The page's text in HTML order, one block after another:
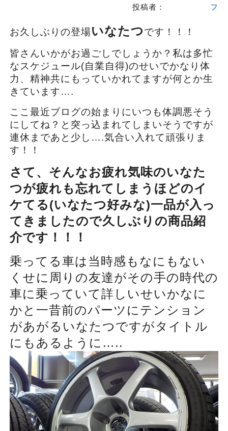
投稿者：
フ
お久しぶりの登場いなたつです！！！
皆さんいかがお過ごしでしょうか？私は多忙
なスケジュール(自業自得)のせいでかなり体
力、精神共にもっていかれてますが何とか生
きています….
ここ最近ブログの始まりにいつも体調悪そう
にしてね？と突っ込まれてしまいそうですが
連休まであと少し….気合い入れて頑張りま
す！！
さて、そんなお疲れ気味のいなた
つが疲れも忘れてしまうほどのイ
ケてる(いなたつ好みな)一品が入っ
てきましたので久しぶりの商品紹
介です！！！
乗ってる車は当時感もなにもない
くせに周りの友達がその手の時代の
車に乗っていて詳しいせいかなに
かと一昔前のパーツにテンション
があがるいなたつですがタイトル
にもあるように…..